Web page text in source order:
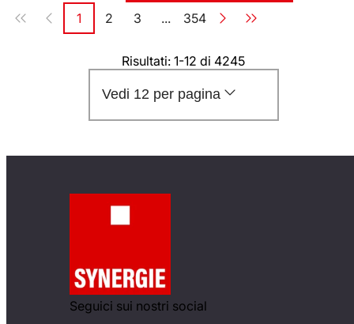
Paginazione
Pagina
1 Pagina
2 Pagina
3 ... Pagina
354
Risultati: 1-12 di 4245
Vedi 12 per pagina
Seguici sui nostri social